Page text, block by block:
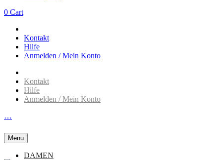
0 Cart
Kontakt
Hilfe
Anmelden / Mein Konto
Kontakt
Hilfe
Anmelden / Mein Konto
…
Menu
DAMEN